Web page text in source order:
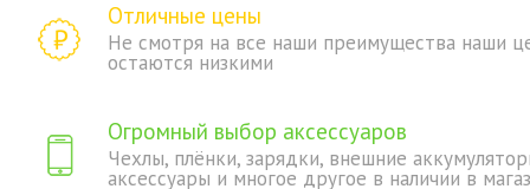
Отличные цены
Не смотря на все наши преимущества наши
остаются низкими
Огромный выбор аксессуаров
Чехлы, плёнки, зарядки, внешние
аксессуары и многое другое в наличии в